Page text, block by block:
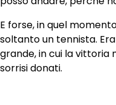
E forse, in quel
soltanto un tennista.
grande, in cui la vittoria
sorrisi donati.